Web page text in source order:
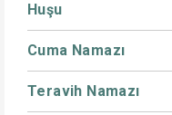
Huşu
Cuma Namazı
Teravih Namazı